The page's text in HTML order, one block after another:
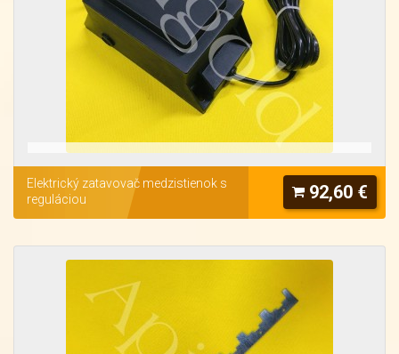
92,60 €
Elektrický zatavovač medzistienok s
reguláciou